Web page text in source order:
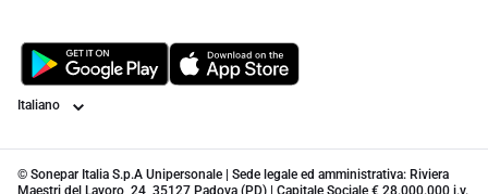
Lingua
© Sonepar Italia S.p.A Unipersonale | Sede legale ed amministrativa: Riviera
Maestri del Lavoro, 24, 35127 Padova (PD) | Capitale Sociale € 28.000.000 i.v.